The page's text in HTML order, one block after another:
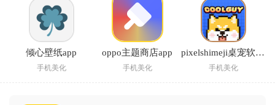
倾心壁纸app
手机美化
oppo主题商店app
手机美化
pixelshimeji桌宠软件( Pixel Shimeji - Desktop Pet)
手机美化